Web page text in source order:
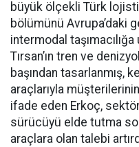
büyük ölçekli Türk
bölümü­nü Avrupa’daki
intermodal
Tırsan’ın tren ve
başından ta­sarlanmış,
araçlarıyla
ifade eden Erkoç,
sürücüyü el­de tutma
araçlara olan talebi